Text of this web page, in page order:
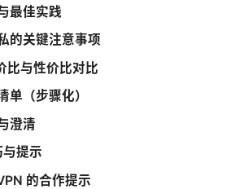
最佳实践
的关键注意事项
比与性价比对比
单（步骤化）
澄清
提示
的合作提示